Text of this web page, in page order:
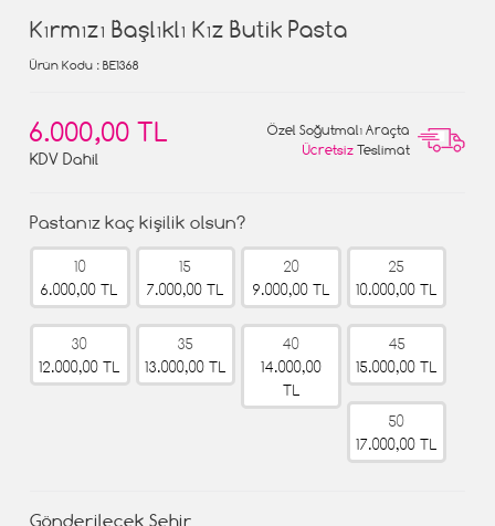
Kırmızı Başlıklı Kız Butik Pasta
Ürün Kodu : BE1368
6.000,00 TL
KDV Dahil
Özel Soğutmalı Araçta
Ücretsiz Teslimat
Pastanız kaç kişilik olsun?
10
6.000,00 TL
15
7.000,00 TL
20
9.000,00 TL
25
10.000,00 TL
30
12.000,00 TL
35
13.000,00 TL
40
14.000,00
TL
45
15.000,00 TL
50
17.000,00 TL
Gönderilecek Şehir